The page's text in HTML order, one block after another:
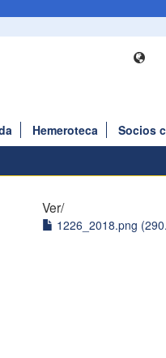
Hemeroteca
Socios
Ver/
1226_2018.png